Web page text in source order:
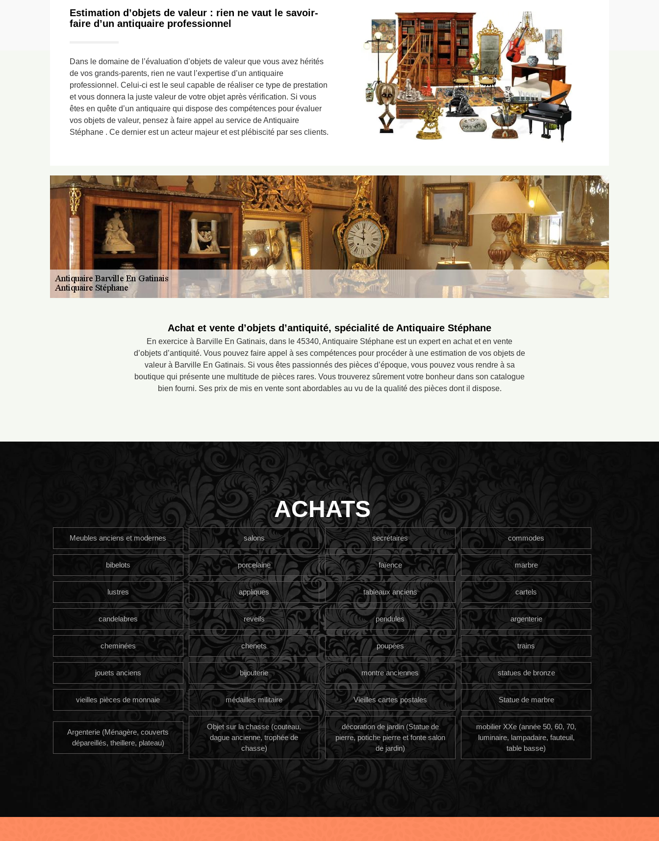
Estimation d’objets de valeur : rien ne vaut le savoir-
faire d’un antiquaire professionnel
Dans le domaine de l’évaluation d’objets de valeur que vous avez hérités
de vos grands-parents, rien ne vaut l’expertise d’un antiquaire
professionnel. Celui-ci est le seul capable de réaliser ce type de prestation
et vous donnera la juste valeur de votre objet après vérification. Si vous
êtes en quête d’un antiquaire qui dispose des compétences pour évaluer
vos objets de valeur, pensez à faire appel au service de Antiquaire
Stéphane . Ce dernier est un acteur majeur et est plébiscité par ses clients.
Achat et vente d’objets d’antiquité, spécialité de Antiquaire Stéphane
En exercice à Barville En Gatinais, dans le 45340, Antiquaire Stéphane est un expert en achat et en vente
d’objets d’antiquité. Vous pouvez faire appel à ses compétences pour procéder à une estimation de vos objets de
valeur à Barville En Gatinais. Si vous êtes passionnés des pièces d’époque, vous pouvez vous rendre à sa
boutique qui présente une multitude de pièces rares. Vous trouverez sûrement votre bonheur dans son catalogue
bien fourni. Ses prix de mis en vente sont abordables au vu de la qualité des pièces dont il dispose.
ACHATS
Meubles anciens et modernes salons secrétaires commodes
bibelots porcelaine faïence marbre
lustres appliques tableaux anciens cartels
candelabres reveils pendules argenterie
cheminées chenets poupées trains
jouets anciens bijouterie montre anciennes statues de bronze
vieilles pièces de monnaie médailles militaire Vieilles cartes postales Statue de marbre
Argenterie (Ménagère, couverts
dépareillés, theillere, plateau)
Objet sur la chasse (couteau,
dague ancienne, trophée de
chasse)
décoration de jardin (Statue de
pierre, potiche pierre et fonte salon
de jardin)
mobilier XXe (année 50, 60, 70,
luminaire, lampadaire, fauteuil,
table basse)